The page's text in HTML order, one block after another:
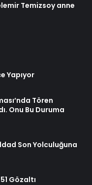
Temizsoy anne
Yapıyor
Tören
Onu Bu Duruma
Son Yolculuğuna
Gözaltı